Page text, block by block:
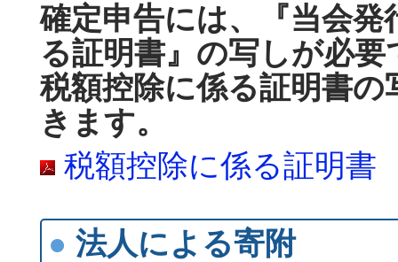
確定申告には、『当会
る証明書』の写しが必要
税額控除に係る証明書
きます。
税額控除に係る証明書
● 法人による寄附